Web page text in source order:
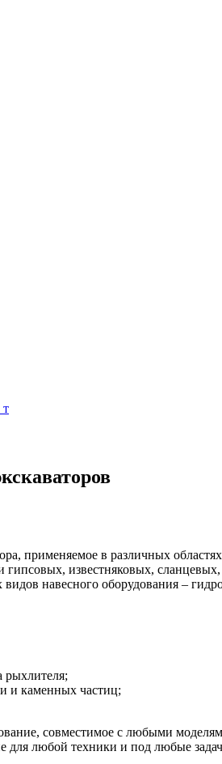
т
применяемое в различных
гипсовых, известняковых,
навесного оборудования –
рыхлителя;
и каменных частиц;
совместимое с любыми
для любой техники и под любые